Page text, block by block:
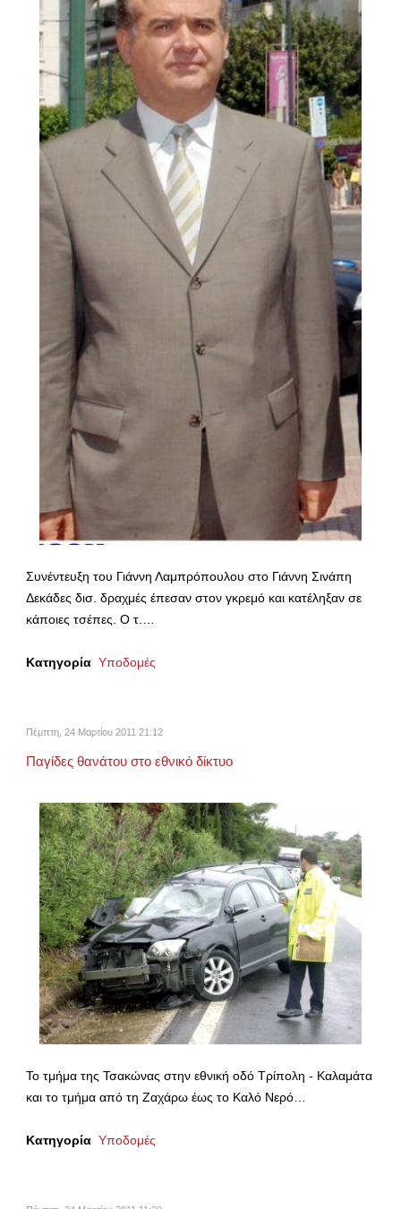
Συνέντευξη του Γιάννη Λαμπρόπουλου στο Γιάννη Σινάπη
Δεκάδες δισ. δραχμές έπεσαν στον γκρεμό και κατέληξαν σε
κάποιες τσέπες. Ο τ.…
Κατηγορία Υποδομές
Πέμπτη, 24 Μαρτίου 2011 21:12
Παγίδες θανάτου στο εθνικό δίκτυο
Το τμήμα της Τσακώνας στην εθνική οδό Τρίπολη - Καλαμάτα
και το τμήμα από τη Ζαχάρω έως το Καλό Νερό…
Κατηγορία Υποδομές